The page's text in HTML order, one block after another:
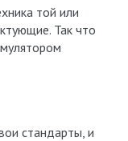
той или
Так что
стандарты, и